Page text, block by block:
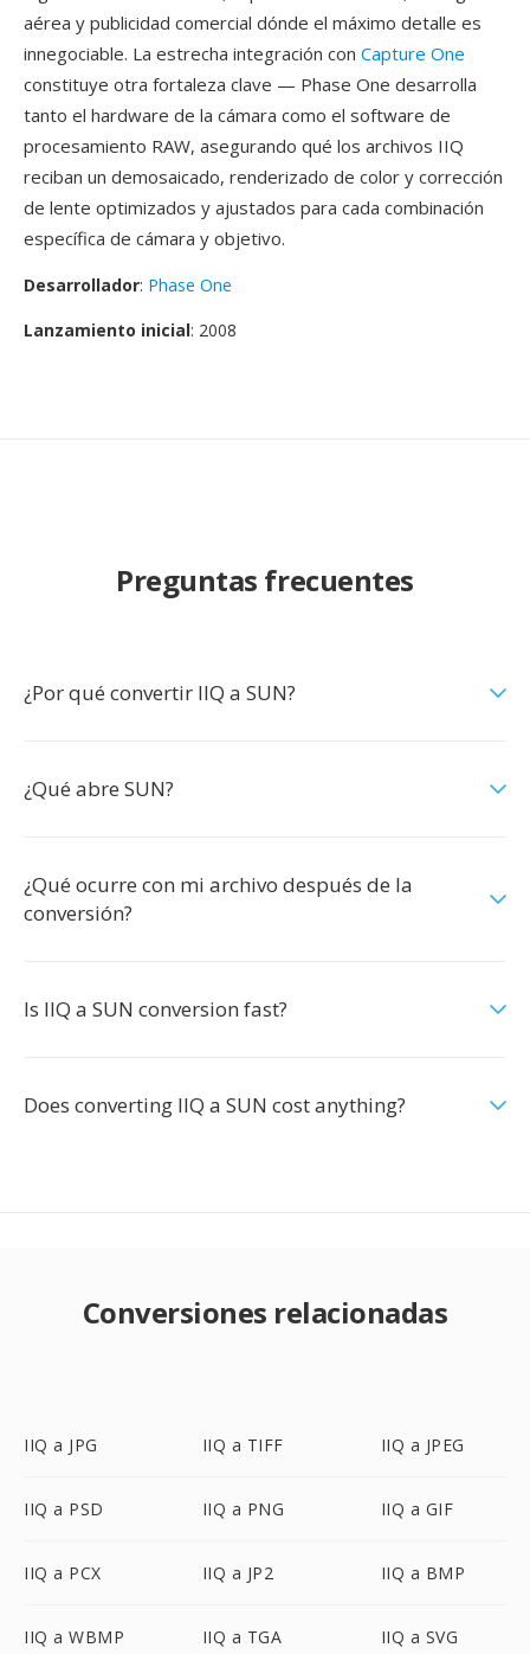
aérea y publicidad comercial dónde el máximo detalle es
innegociable. La estrecha integración con Capture One
constituye otra fortaleza clave — Phase One desarrolla
tanto el hardware de la cámara como el software de
procesamiento RAW, asegurando qué los archivos IIQ
reciban un demosaicado, renderizado de color y corrección
de lente optimizados y ajustados para cada combinación
específica de cámara y objetivo.
Desarrollador: Phase One
Lanzamiento inicial: 2008
Preguntas frecuentes
¿Por qué convertir IIQ a SUN?
¿Qué abre SUN?
¿Qué ocurre con mi archivo después de la
conversión?
Is IIQ a SUN conversion fast?
Does converting IIQ a SUN cost anything?
Conversiones relacionadas
IIQ a JPG IIQ a TIFF IIQ a JPEG
IIQ a PSD IIQ a PNG IIQ a GIF
IIQ a PCX IIQ a JP2 IIQ a BMP
IIQ a WBMP IIQ a TGA IIQ a SVG